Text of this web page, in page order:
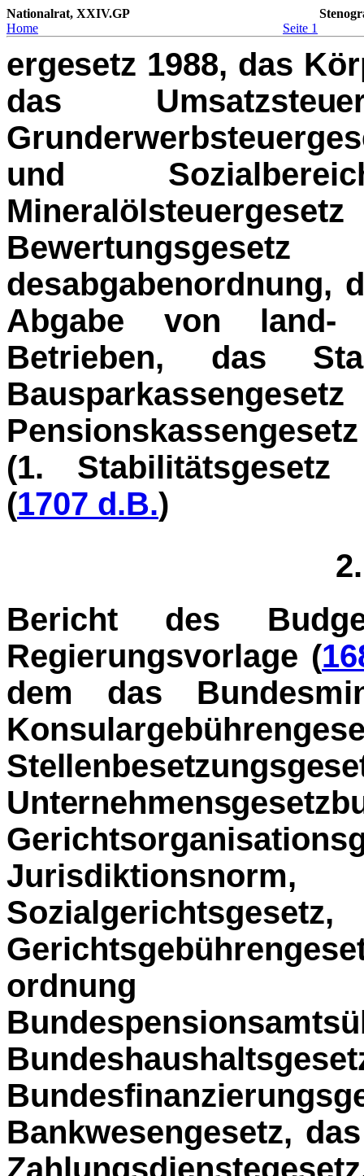
Nationalrat, XXIV.GP
Home
Seite 1
ergesetz 1988, das
das
und
desabgabenordnung,
Abgabe von land-
Betrieben, das
(1.
(1707 d.B.)
Bericht des
Regierungsvorlage (
dem das
Konsulargebühren­
Unternehmens
Bankwesengesetz,